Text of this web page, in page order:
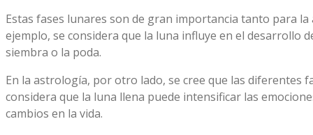
Estas fases lunares son de gran importancia tanto para
ejemplo, se considera que la luna influye en el desarrollo
siembra o la poda.
En la astrología, por otro lado, se cree que las diferentes
considera que la luna llena puede intensificar las
cambios en la vida.